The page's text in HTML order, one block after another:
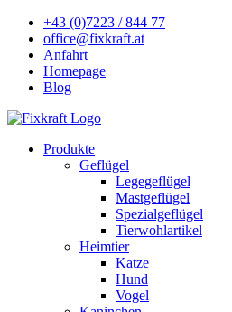
+43 (0)7223 / 844 77
office@fixkraft.at
Anfahrt
Homepage
Blog
Produkte
Geflügel
Legegeflügel
Mastgeflügel
Spezialgeflügel
Tierwohlartikel
Heimtier
Katze
Hund
Vogel